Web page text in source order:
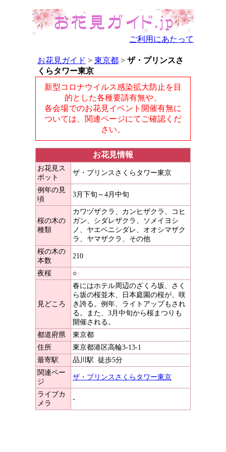
ご利用にあたって
お花見ガイド > 東京都 > ザ・プリンスさ
くらタワー東京
新型コロナウイルス感染拡大防止を目
的とした各種要請有無や、
各会場でのお花見イベント開催有無に
ついては、関連ページにてご確認くだ
さい。
お花見情報
お花見ス
ポット
ザ・プリンスさくらタワー東京
例年の見
頃
3月下旬～4月中旬
桜の木の
種類
カワヅザクラ、カンヒザクラ、コヒ
ガン、シダレザクラ、ソメイヨシ
ノ、ヤエベニシダレ、オオシマザク
ラ、ヤマザクラ、その他
桜の木の
本数
210
夜桜 ○
見どころ
春にはホテル周辺のざくろ坂、さく
ら坂の桜並木、日本庭園の桜が、咲
き誇る。例年、ライトアップもされ
る。また、3月中旬から桜まつりも
開催される。
都道府県
東京都
住所
東京都港区高輪3-13-1
最寄駅
品川駅 徒歩5分
関連ペー
ジ
ザ・プリンスさくらタワー東京
ライブカ
メラ
-